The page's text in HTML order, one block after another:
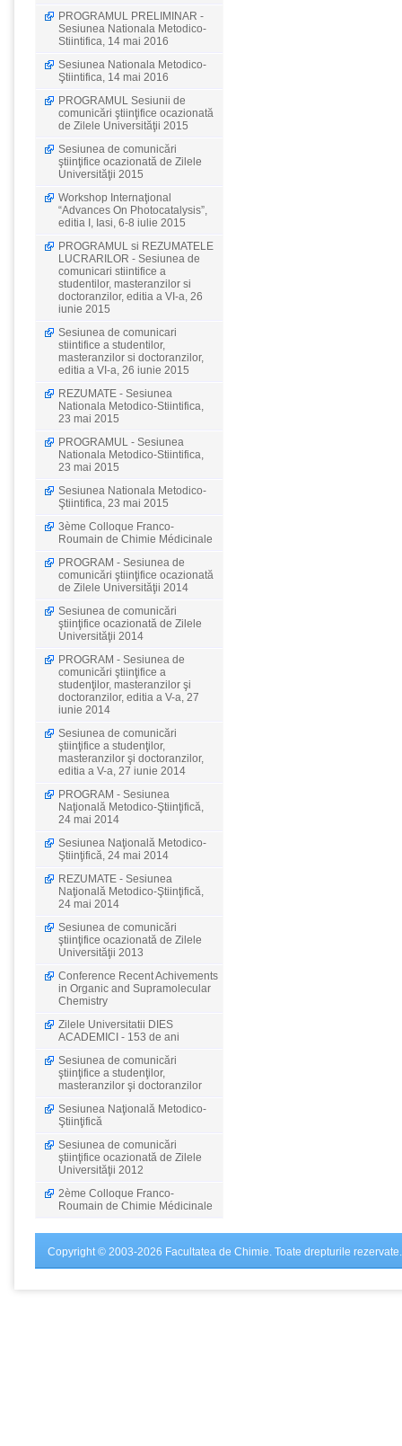
PROGRAMUL PRELIMINAR -
Sesiunea Nationala Metodico-
Stiintifica, 14 mai 2016
Sesiunea Nationala Metodico-
Ştiintifica, 14 mai 2016
PROGRAMUL Sesiunii de
comunicări ştiinţifice ocazionată
de Zilele Universităţii 2015
Sesiunea de comunicări
ştiinţifice ocazionată de Zilele
Universităţii 2015
Workshop Internaţional
“Advances On Photocatalysis”,
editia I, Iasi, 6-8 iulie 2015
PROGRAMUL si REZUMATELE
LUCRARILOR - Sesiunea de
comunicari stiintifice a
studentilor, masteranzilor si
doctoranzilor, editia a VI-a, 26
iunie 2015
Sesiunea de comunicari
stiintifice a studentilor,
masteranzilor si doctoranzilor,
editia a VI-a, 26 iunie 2015
REZUMATE - Sesiunea
Nationala Metodico-Stiintifica,
23 mai 2015
PROGRAMUL - Sesiunea
Nationala Metodico-Stiintifica,
23 mai 2015
Sesiunea Nationala Metodico-
Ştiintifica, 23 mai 2015
3ème Colloque Franco-
Roumain de Chimie Médicinale
PROGRAM - Sesiunea de
comunicări ştiinţifice ocazionată
de Zilele Universităţii 2014
Sesiunea de comunicări
ştiinţifice ocazionată de Zilele
Universităţii 2014
PROGRAM - Sesiunea de
comunicări ştiinţifice a
studenţilor, masteranzilor şi
doctoranzilor, editia a V-a, 27
iunie 2014
Sesiunea de comunicări
ştiinţifice a studenţilor,
masteranzilor şi doctoranzilor,
editia a V-a, 27 iunie 2014
PROGRAM - Sesiunea
Naţională Metodico-Ştiinţifică,
24 mai 2014
Sesiunea Naţională Metodico-
Ştiinţifică, 24 mai 2014
REZUMATE - Sesiunea
Naţională Metodico-Ştiinţifică,
24 mai 2014
Sesiunea de comunicări
ştiinţifice ocazionată de Zilele
Universităţii 2013
Conference Recent Achivements
in Organic and Supramolecular
Chemistry
Zilele Universitatii DIES
ACADEMICI - 153 de ani
Sesiunea de comunicări
ştiinţifice a studenţilor,
masteranzilor şi doctoranzilor
Sesiunea Naţională Metodico-
Ştiinţifică
Sesiunea de comunicări
ştiinţifice ocazionată de Zilele
Universităţii 2012
2ème Colloque Franco-
Roumain de Chimie Médicinale
Copyright © 2003-2026 Facultatea de Chimie. Toate drepturile